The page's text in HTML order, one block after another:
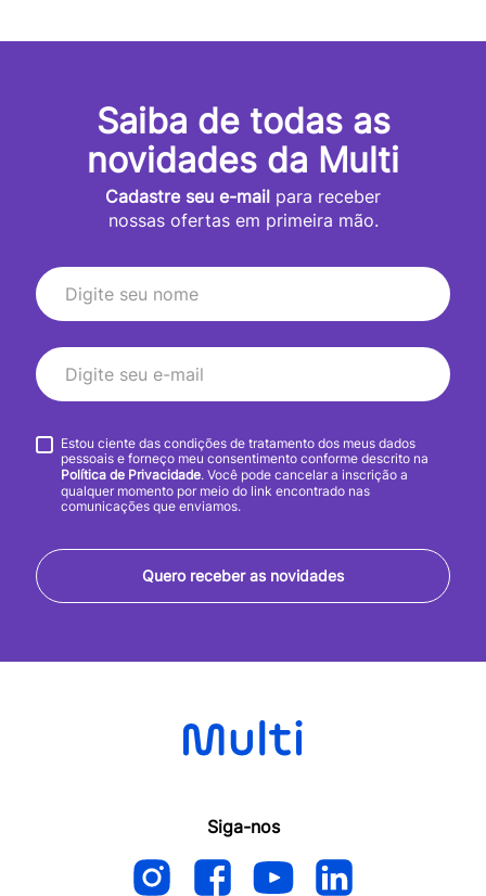
Saiba de todas as
novidades da Multi
Cadastre seu e-mail para receber
nossas ofertas em primeira mão.
Quero receber as novidades
Estou ciente das condições de tratamento dos meus dados
pessoais e forneço meu consentimento conforme descrito na
Política de Privacidade. Você pode cancelar a inscrição a
qualquer momento por meio do link encontrado nas
comunicações que enviamos.
Siga-nos